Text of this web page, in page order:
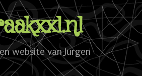
website van Jurgen